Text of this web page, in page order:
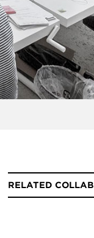
RELATED